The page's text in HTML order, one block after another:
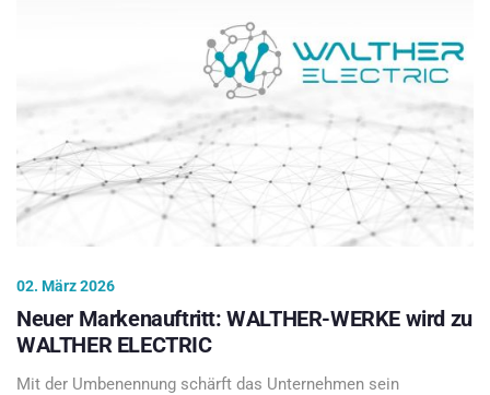
02. März 2026
Neuer Markenauftritt: WALTHER-WERKE wird zu
WALTHER ELECTRIC
Mit der Umbenennung schärft das Unternehmen sein